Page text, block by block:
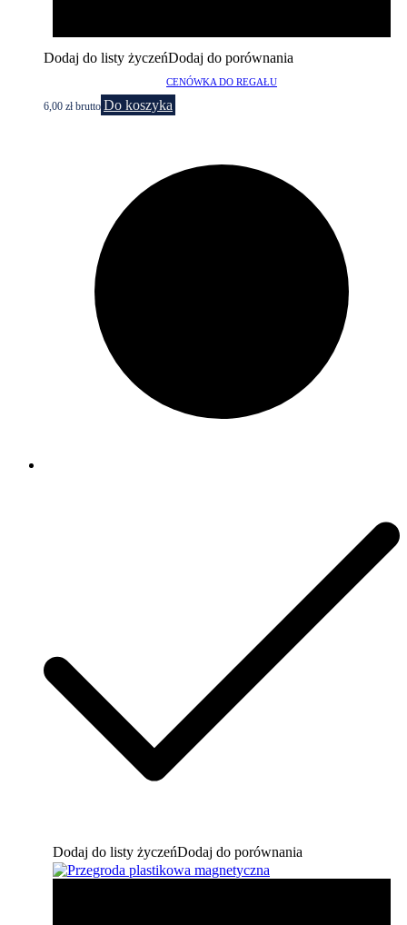
Dodaj do listy życzeńDodaj do porównania
CENÓWKA DO REGAŁU
6,00 złbrutto Do koszyka
Dodaj do listy życzeńDodaj do porównania